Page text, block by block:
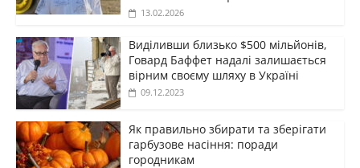
13.02.2026
Виділивши близько $500 мільйонів,
Говард Баффет надалі залишається
вірним своєму шляху в Україні
09.12.2023
Як правильно збирати та зберігати
гарбузове насіння: поради
городникам